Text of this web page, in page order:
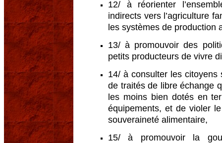
12/ à réorienter
indirects vers l’agriculture
les systèmes de production
13/ à promouvoir des
petits producteurs de vivre
14/ à consulter les citoyens
de traités de libre échange
les moins bien dotés en
équipements, et de violer
souveraineté alimentaire,
15/ à promouvoir la